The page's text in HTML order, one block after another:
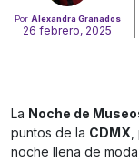
Por Alexandra Granados
26 febrero, 2025
La Noche de
puntos de la CDMX,
noche llena de